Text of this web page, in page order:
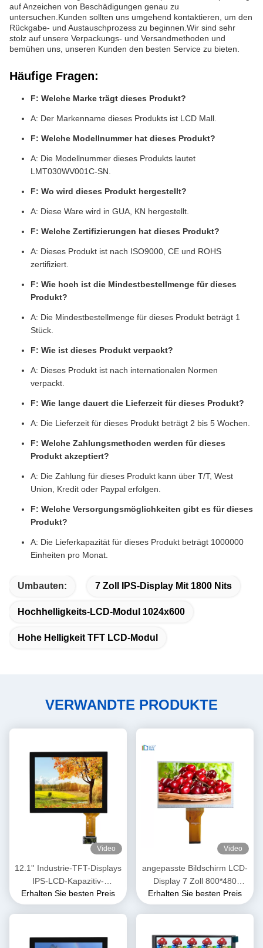
auf Anzeichen von Beschädigungen genau zu
untersuchen.Kunden sollten uns umgehend kontaktieren, um den
Rückgabe- und Austauschprozess zu beginnen.Wir sind sehr
stolz auf unsere Verpackungs- und Versandmethoden und
bemühen uns, unseren Kunden den besten Service zu bieten.
Häufige Fragen:
F: Welche Marke trägt dieses Produkt?
A: Der Markenname dieses Produkts ist LCD Mall.
F: Welche Modellnummer hat dieses Produkt?
A: Die Modellnummer dieses Produkts lautet
LMT030WV001C-SN.
F: Wo wird dieses Produkt hergestellt?
A: Diese Ware wird in GUA, KN hergestellt.
F: Welche Zertifizierungen hat dieses Produkt?
A: Dieses Produkt ist nach ISO9000, CE und ROHS
zertifiziert.
F: Wie hoch ist die Mindestbestellmenge für dieses
Produkt?
A: Die Mindestbestellmenge für dieses Produkt beträgt 1
Stück.
F: Wie ist dieses Produkt verpackt?
A: Dieses Produkt ist nach internationalen Normen
verpackt.
F: Wie lange dauert die Lieferzeit für dieses Produkt?
A: Die Lieferzeit für dieses Produkt beträgt 2 bis 5 Wochen.
F: Welche Zahlungsmethoden werden für dieses
Produkt akzeptiert?
A: Die Zahlung für dieses Produkt kann über T/T, West
Union, Kredit oder Paypal erfolgen.
F: Welche Versorgungsmöglichkeiten gibt es für dieses
Produkt?
A: Die Lieferkapazität für dieses Produkt beträgt 1000000
Einheiten pro Monat.
Umbauten: 7 Zoll IPS-Display Mit 1800 Nits
Hochhelligkeits-LCD-Modul 1024x600
Hohe Helligkeit TFT LCD-Modul
VERWANDTE PRODUKTE
Video
12.1'' Industrie-TFT-Displays
IPS-LCD-Kapazitiv-
Touchscreen 1024X768 Pixel
Erhalten Sie besten Preis
Video
angepasste Bildschirm LCD-
Display 7 Zoll 800*480
Übertragbare RGB-
Schnittstelle 350cd
Erhalten Sie besten Preis